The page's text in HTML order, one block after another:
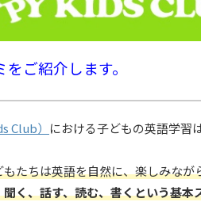
ご紹介します。
Club） における子どもの英語学習
もたちは英語を自然に、楽しみなが
く、話す、読む、書くという基本